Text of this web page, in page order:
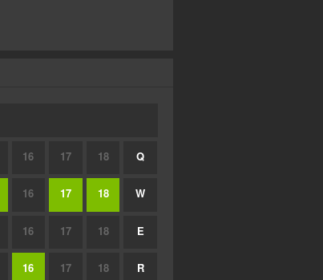
16 17 18 Q
16 17 18 W
16 17 18 E
16 17 18 R